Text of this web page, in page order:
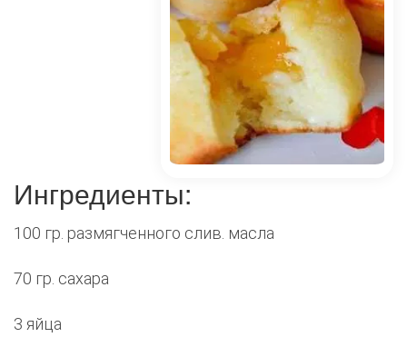
Ингредиенты:
100 гр. размягченного слив. масла
70 гр. сахара
3 яйца